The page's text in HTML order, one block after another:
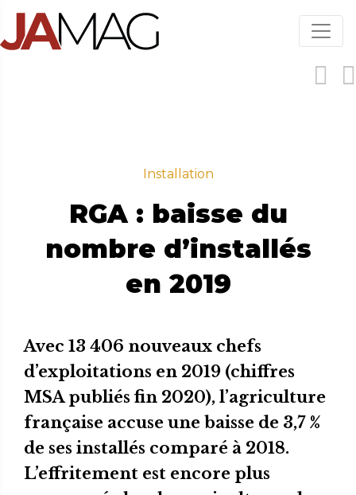
Aller
contenu
Installation
RGA : baisse du
nombre d’installés
en 2019
Avec 13 406 nouveaux chefs
d’exploitations en 2019 (chiffres
MSA publiés fin 2020), l’agriculture
française accuse une baisse de 3,7 %
de ses installés comparé à 2018.
L’effritement est encore plus